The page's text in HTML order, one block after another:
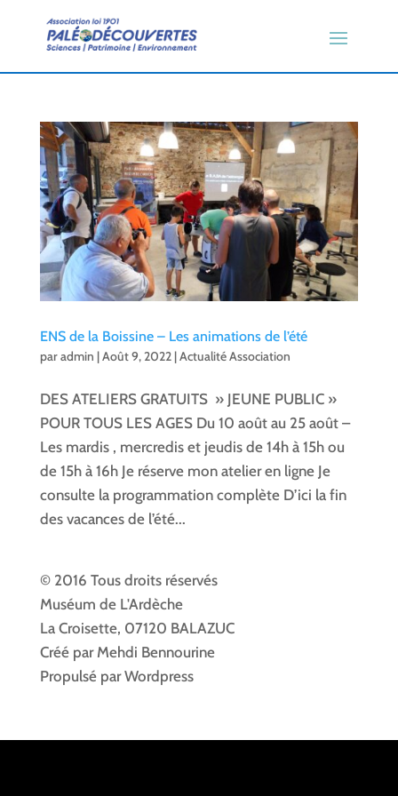
ENS de la Boissine – Les animations de l’été
paradmin |Août 9, 2022|Actualité Association
DES ATELIERS GRATUITS » JEUNE PUBLIC »
POUR TOUS LES AGES Du 10 août au 25 août –
Les mardis , mercredis et jeudis de 14h à 15h ou
de 15h à 16h Je réserve mon atelier en ligne Je
consulte la programmation complète D’ici la fin
des vacances de l’été...
© 2016 Tous droits réservés
Muséum de L'Ardèche
La Croisette, 07120 BALAZUC
Créé par Mehdi Bennourine
Propulsé par Wordpress